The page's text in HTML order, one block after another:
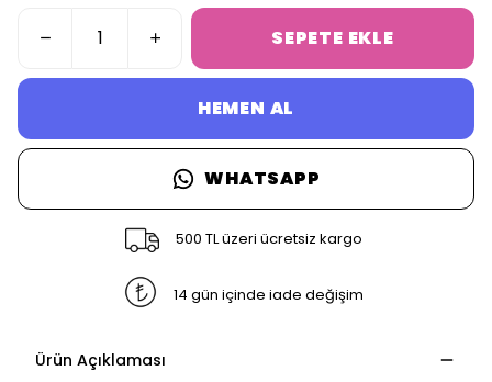
SEPETE EKLE
HEMEN AL
WHATSAPP
500 TL üzeri ücretsiz kargo
14 gün içinde iade değişim
Ürün Açıklaması